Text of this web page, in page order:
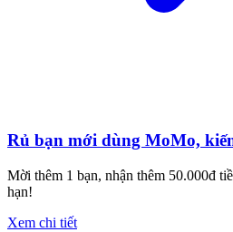
Rủ bạn mới dùng MoMo,
Mời thêm 1 bạn, nhận thêm 50.000đ
hạn!
Xem chi tiết